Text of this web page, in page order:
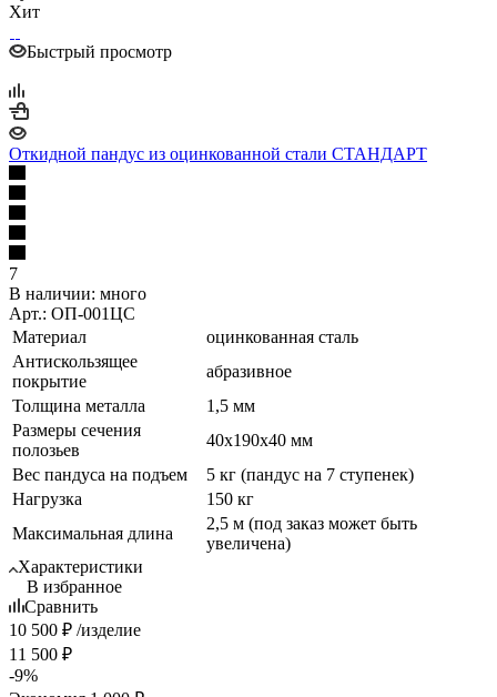
Хит
Быстрый просмотр
Откидной пандус из оцинкованной стали СТАНДАРТ
7
В наличии: много
Арт.: ОП-001ЦС
Материал
оцинкованная сталь
Антискользящее
покрытие
абразивное
Толщина металла
1,5 мм
Размеры сечения
полозьев
40х190х40 мм
Вес пандуса на подъем
5 кг (пандус на 7 ступенек)
Нагрузка
150 кг
Максимальная длина
2,5 м (под заказ может быть
увеличена)
Характеристики
В избранное
Сравнить
10 500 ₽ /изделие
11 500 ₽
-9%